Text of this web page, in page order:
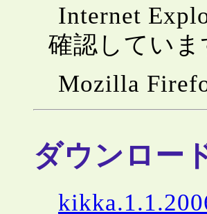
Internet
確認していま
Mozilla
ダウンロー